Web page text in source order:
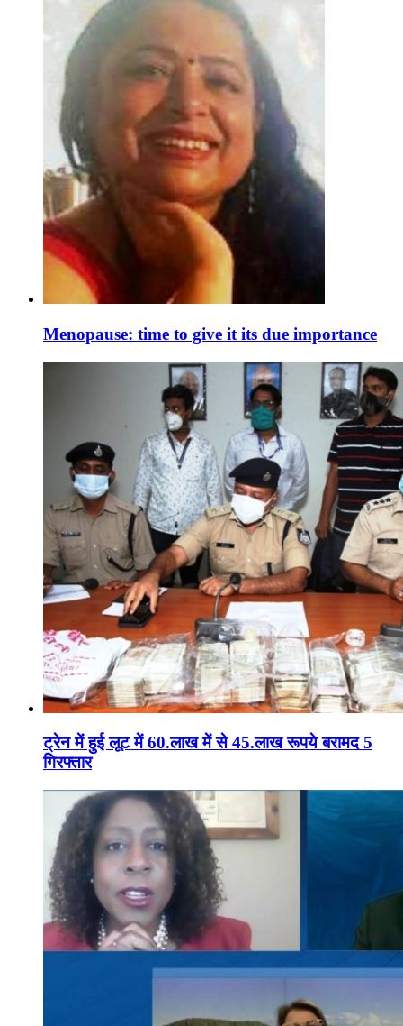
Menopause: time to give it its due importance
ट्रेन में हुई लूट में 60.लाख में से 45.लाख रूपये बरामद 5
गिरफ्तार